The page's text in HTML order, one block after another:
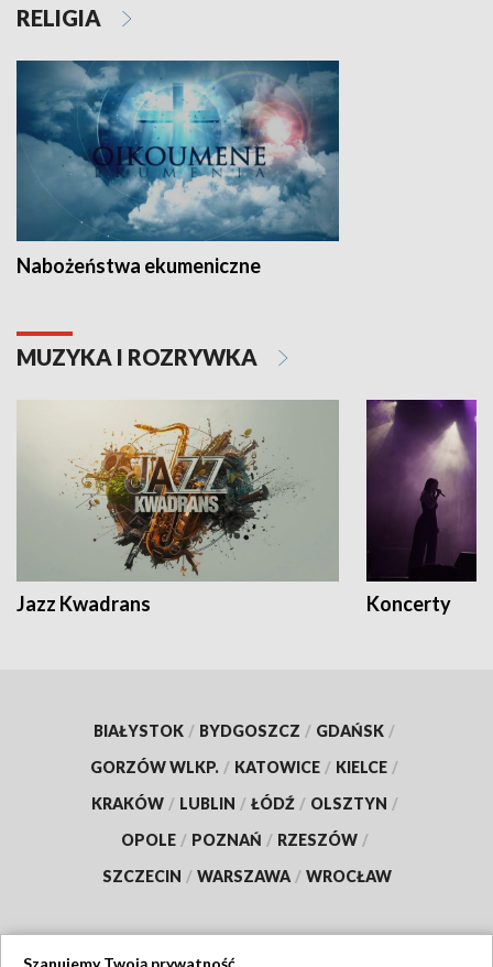
RELIGIA
Nabożeństwa ekumeniczne
MUZYKA I ROZRYWKA
Jazz Kwadrans Koncerty
BIAŁYSTOK / BYDGOSZCZ / GDAŃSK /
GORZÓW WLKP. / KATOWICE / KIELCE /
KRAKÓW / LUBLIN / ŁÓDŹ / OLSZTYN /
OPOLE / POZNAŃ / RZESZÓW /
SZCZECIN / WARSZAWA / WROCŁAW
Szanujemy Twoją prywatność